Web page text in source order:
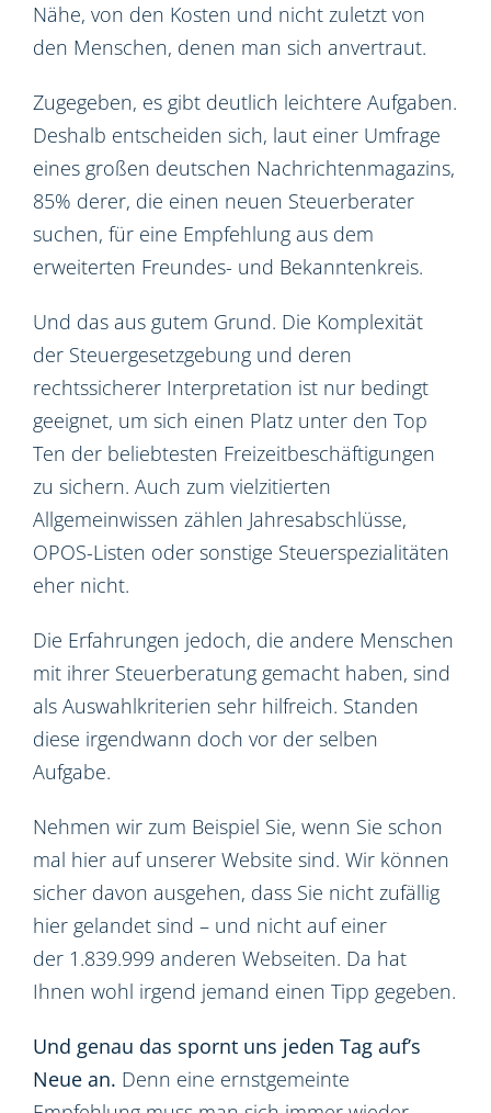
Nähe, von den Kosten und nicht zuletzt von
den Menschen, denen man sich anvertraut.
Zugegeben, es gibt deutlich leichtere Aufgaben.
Deshalb entscheiden sich, laut einer Umfrage
eines großen deutschen Nachrichtenmagazins,
85% derer, die einen neuen Steuerberater
suchen, für eine Empfehlung aus dem
erweiterten Freundes- und Bekanntenkreis.
Und das aus gutem Grund. Die Komplexität
der Steuergesetzgebung und deren
rechtssicherer Interpretation ist nur bedingt
geeignet, um sich einen Platz unter den Top
Ten der beliebtesten Freizeitbeschäftigungen
zu sichern. Auch zum vielzitierten
Allgemeinwissen zählen Jahresabschlüsse,
OPOS-Listen oder sonstige Steuerspezialitäten
eher nicht.
Die Erfahrungen jedoch, die andere Menschen
mit ihrer Steuerberatung gemacht haben, sind
als Auswahlkriterien sehr hilfreich. Standen
diese irgendwann doch vor der selben
Aufgabe.
Nehmen wir zum Beispiel Sie, wenn Sie schon
mal hier auf unserer Website sind. Wir können
sicher davon ausgehen, dass Sie nicht zufällig
hier gelandet sind – und nicht auf einer
der 1.839.999 anderen Webseiten. Da hat
Ihnen wohl irgend jemand einen Tipp gegeben.
Und genau das spornt uns jeden Tag auf’s
Neue an. Denn eine ernstgemeinte